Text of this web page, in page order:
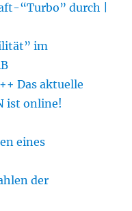
“Turbo” durch |
im
Das aktuelle
ist online!
eines
der